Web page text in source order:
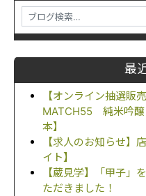
最
【オンライン抽選
MATCH55 純米吟
本】
【求人のお知らせ】
イト】
【蔵見学】「甲子」
ただきました！